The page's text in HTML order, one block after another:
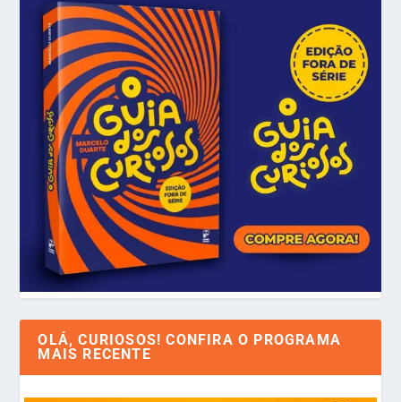
OLÁ, CURIOSOS! CONFIRA O PROGRAMA
MAIS RECENTE